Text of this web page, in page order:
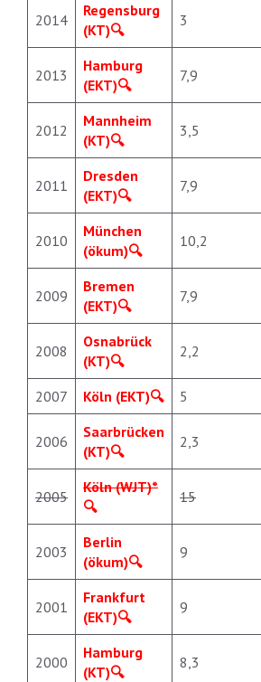
2014
Regensburg
(KT)
3
2013
Hamburg
(EKT)
7,9
2012
Mannheim
(KT)
3,5
2011
Dresden
(EKT)
7,9
2010
München
(ökum)
10,2
2009
Bremen
(EKT)
7,9
2008
Osnabrück
(KT)
2,2
2007 Köln (EKT) 5
2006
Saarbrücken
(KT)
2,3
2005
Köln (WJT)*
15
2003
Berlin
(ökum)
9
2001
Frankfurt
(EKT)
9
2000
Hamburg
(KT)
8,3